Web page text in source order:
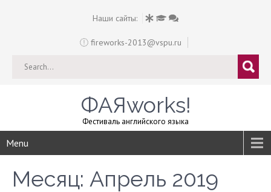
Наши сайты:
fireworks-2013@vspu.ru
ФАЯworks!
Фестиваль английского языка
Menu
Месяц: Апрель 2019